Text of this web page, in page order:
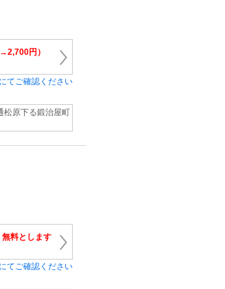
円）
てご確認ください
松原下る鍛治屋町
無料とします
てご確認ください